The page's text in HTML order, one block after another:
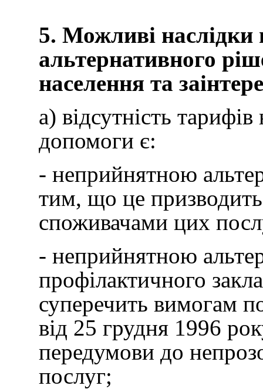
5. Можливі наслідки
альтернативного
населення та
а) відсутність
допомоги є:
- неприйнятною
тим, що це призводить
споживачами цих
- неприйнятною
профілактичного
суперечить вимогам
від 25 грудня 1996
передумови до
послуг;